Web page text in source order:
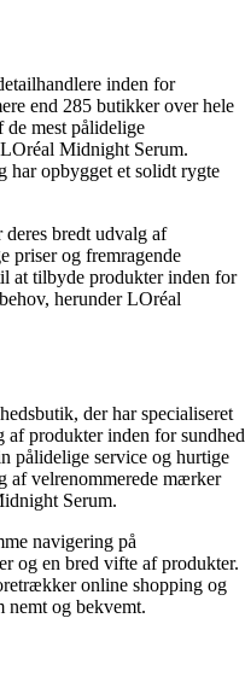
inden for
end 285 butikker over hele
​​de mest pålidelige
Midnight Serum.
har opbygget et solidt rygte
deres bredt udvalg af
priser og fremragende
at tilbyde produkter inden for
herunder LOréal
der har specialiseret
af produkter inden for sundhed
pålidelige service og hurtige
af velrenommerede mærker
Serum.
navigering på
og en bred vifte af produkter.
online shopping og
nemt og bekvemt.